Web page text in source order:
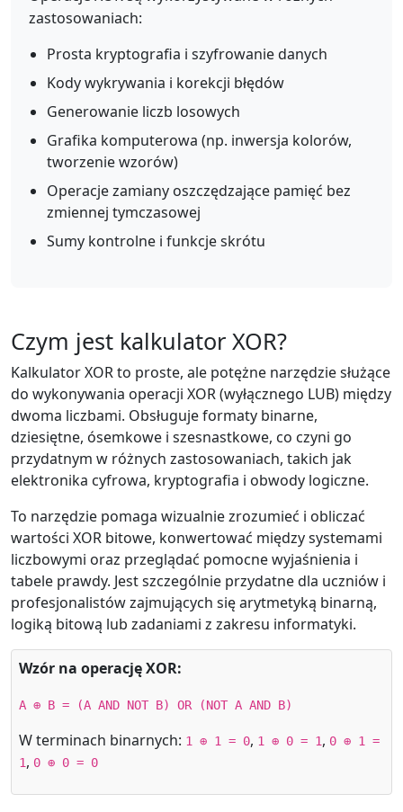
zastosowaniach:
Prosta kryptografia i szyfrowanie danych
Kody wykrywania i korekcji błędów
Generowanie liczb losowych
Grafika komputerowa (np. inwersja kolorów,
tworzenie wzorów)
Operacje zamiany oszczędzające pamięć bez
zmiennej tymczasowej
Sumy kontrolne i funkcje skrótu
Czym jest kalkulator XOR?
Kalkulator XOR to proste, ale potężne narzędzie służące
do wykonywania operacji XOR (wyłącznego LUB) między
dwoma liczbami. Obsługuje formaty binarne,
dziesiętne, ósemkowe i szesnastkowe, co czyni go
przydatnym w różnych zastosowaniach, takich jak
elektronika cyfrowa, kryptografia i obwody logiczne.
To narzędzie pomaga wizualnie zrozumieć i obliczać
wartości XOR bitowe, konwertować między systemami
liczbowymi oraz przeglądać pomocne wyjaśnienia i
tabele prawdy. Jest szczególnie przydatne dla uczniów i
profesjonalistów zajmujących się arytmetyką binarną,
logiką bitową lub zadaniami z zakresu informatyki.
Wzór na operację XOR:
A ⊕ B = (A AND NOT B) OR (NOT A AND B)
W terminach binarnych: 1 ⊕ 1 = 0, 1 ⊕ 0 = 1, 0 ⊕ 1 =
1, 0 ⊕ 0 = 0